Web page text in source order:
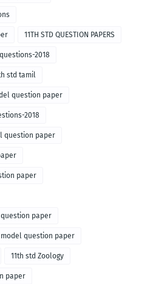
11TH STD QUESTION PAPERS
2018
std tamil
question paper
2018
question paper
paper
question paper
model question paper
11th std Zoology
paper